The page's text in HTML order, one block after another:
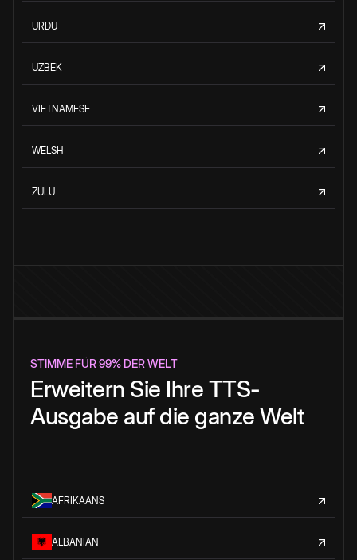
URDU
UZBEK
VIETNAMESE
WELSH
ZULU
STIMME FÜR 99% DER WELT
Erweitern Sie Ihre TTS-
Ausgabe auf die ganze Welt
AFRIKAANS
ALBANIAN